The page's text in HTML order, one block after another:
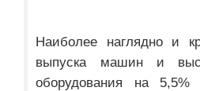
Наиболее наглядно и
выпуска машин и
оборудования на